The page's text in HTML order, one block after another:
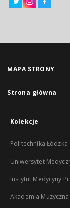
MAPA STRONY
Strona główna
Kolekcje
Politechnika Łódzka
Uniwersytet
Instytut Medycyny
Akademia